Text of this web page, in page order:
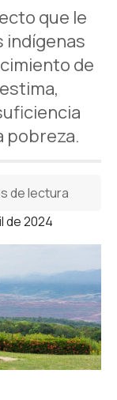
que le
indígenas
de
pobreza.
de 2024
de lectura